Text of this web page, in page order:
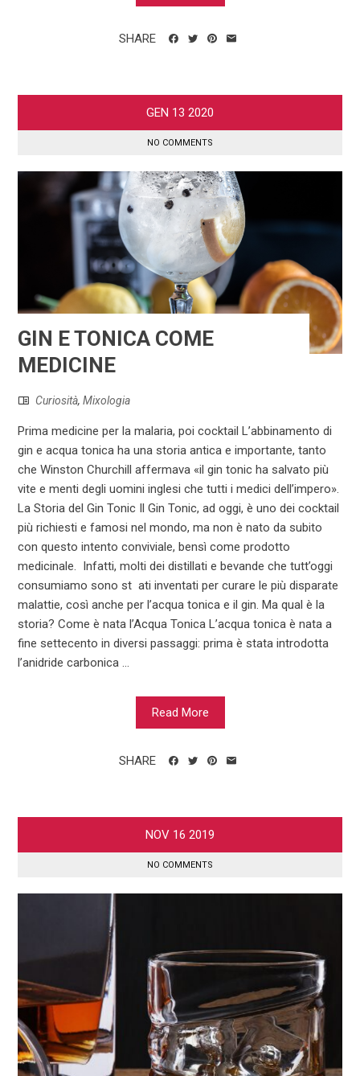
SHARE
GEN 13 2020
NO COMMENTS
GIN E TONICA COME
MEDICINE
Curiosità,Mixologia
Prima medicine per la malaria, poi cocktail L’abbinamento di
gin e acqua tonica ha una storia antica e importante, tanto
che Winston Churchill affermava «il gin tonic ha salvato più
vite e menti degli uomini inglesi che tutti i medici dell’impero».
La Storia del Gin Tonic Il Gin Tonic, ad oggi, è uno dei cocktail
più richiesti e famosi nel mondo, ma non è nato da subito
con questo intento conviviale, bensì come prodotto
medicinale. Infatti, molti dei distillati e bevande che tutt’oggi
consumiamo sono st ati inventati per curare le più disparate
malattie, così anche per l’acqua tonica e il gin. Ma qual è la
storia? Come è nata l’Acqua Tonica L’acqua tonica è nata a
fine settecento in diversi passaggi: prima è stata introdotta
l’anidride carbonica ...
Read More
SHARE
NOV 16 2019
NO COMMENTS